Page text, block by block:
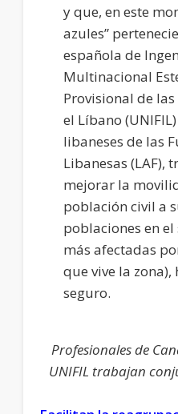
y que, en este
azules”
española de
Multinacional
Provisional de
el Líbano
libaneses de las
Libanesas (LAF),
mejorar la
población civil a
poblaciones en
más afectadas
que vive la
seguro.
Profesionales de
UNIFIL trabajan